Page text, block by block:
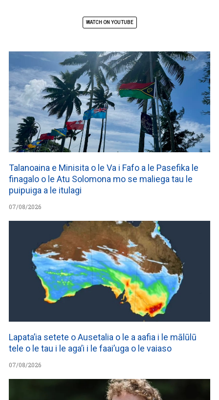
WATCH ON YOUTUBE
Talanoaina e Minisita o le Va i Fafo a le Pasefika le
finagalo o le Atu Solomona mo se maliega tau le
puipuiga a le itulagi
07/08/2026
Lapata’ia setete o Ausetalia o le a aafia i le mālūlū
tele o le tau i le aga’i i le faai’uga o le vaiaso
07/08/2026